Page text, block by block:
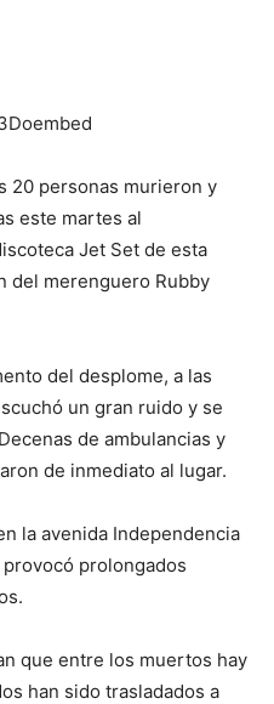
20 personas murieron y
este martes al
Jet Set de esta
del merenguero Rubby
del desplome, a las
un gran ruido y se
de ambulancias y
de inmediato al lugar.
la avenida Independencia
prolongados
que entre los muertos hay
han sido trasladados a